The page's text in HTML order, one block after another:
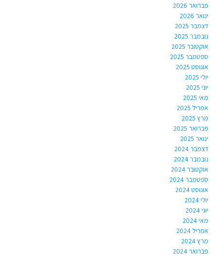
פברואר 2026
ינואר 2026
דצמבר 2025
נובמבר 2025
אוקטובר 2025
ספטמבר 2025
אוגוסט 2025
יולי 2025
יוני 2025
מאי 2025
אפריל 2025
מרץ 2025
פברואר 2025
ינואר 2025
דצמבר 2024
נובמבר 2024
אוקטובר 2024
ספטמבר 2024
אוגוסט 2024
יולי 2024
יוני 2024
מאי 2024
אפריל 2024
מרץ 2024
פברואר 2024